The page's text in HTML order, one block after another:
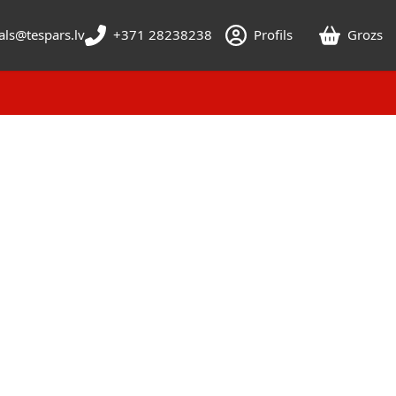
+371 28238238 Profils Grozs